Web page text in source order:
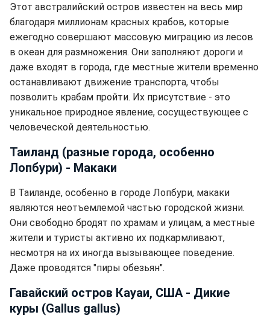
Этот австралийский остров известен на весь мир
благодаря миллионам красных крабов, которые
ежегодно совершают массовую миграцию из лесов
в океан для размножения. Они заполняют дороги и
даже входят в города, где местные жители временно
останавливают движение транспорта, чтобы
позволить крабам пройти. Их присутствие - это
уникальное природное явление, сосуществующее с
человеческой деятельностью.
Таиланд (разные города, особенно
Лопбури) - Макаки
В Таиланде, особенно в городе Лопбури, макаки
являются неотъемлемой частью городской жизни.
Они свободно бродят по храмам и улицам, а местные
жители и туристы активно их подкармливают,
несмотря на их иногда вызывающее поведение.
Даже проводятся "пиры обезьян".
Гавайский остров Кауаи, США - Дикие
куры (Gallus gallus)